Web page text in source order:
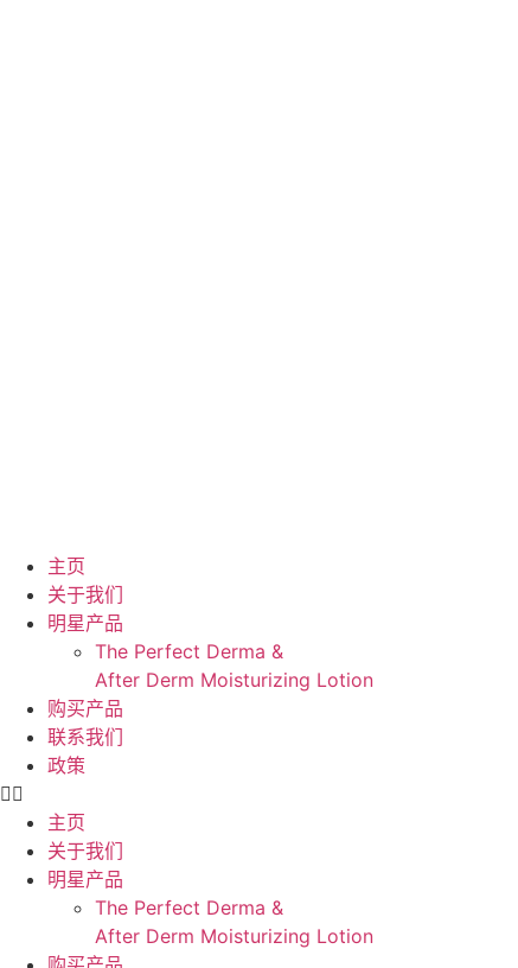
主页
关于我们
明星产品
The Perfect Derma​ &
After Derm Moisturizing Lotion​​
购买产品
联系我们
政策
主页
关于我们
明星产品
The Perfect Derma​ &
After Derm Moisturizing Lotion​​